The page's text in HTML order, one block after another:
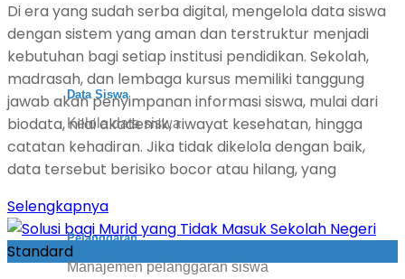
Data Siswa
Kelola data siswa
Pelanggaran
Manajemen pelanggaran siswa
Di era yang sudah serba digital, mengelola data siswa
dengan sistem yang aman dan terstruktur menjadi
kebutuhan bagi setiap institusi pendidikan. Sekolah,
madrasah, dan lembaga kursus memiliki tanggung
jawab akan penyimpanan informasi siswa, mulai dari
biodata, nilai akademik, riwayat kesehatan, hingga
catatan kehadiran. Jika tidak dikelola dengan baik,
data tersebut berisiko bocor atau hilang, yang
Selengkapnya
Standard